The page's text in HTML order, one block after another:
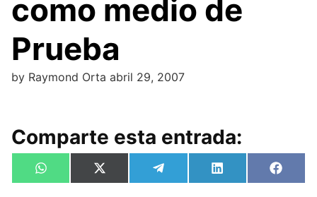
como medio de
Prueba
by Raymond Orta abril 29, 2007
Comparte esta entrada:
Compartir
en
W
h
Compartir
en
X
(
Compartir
en
e
Compartir
en
L
i
en
F
a